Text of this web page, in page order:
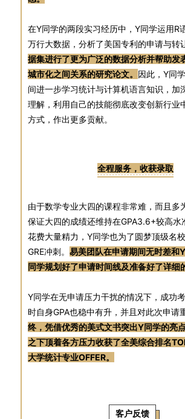
在Y同学的两段实习经历中，Y同学运用R
万行大数据，分析了美国专利的申请与转
据集进行了更为广泛的数据分析并帮助发
城市化之间关系的研究论文。 因此，Y同
间进一步学习统计与计算机语言知识，加
理解，利用自己的技能彻底改变创新行业
方式，作出更多贡献。
全程服务，收获录取
由于数学专业大四的课程非常难，而且多
保证大四的成绩还维持在GPA3.6+较高水
花费大量精力，Y同学也为了圆梦顶级名
GRE冲刺。 易美团队在申请期间无时差和
同学规划好了申请时间线及准备好了详细
Y同学在无申请压力干扰的情况下，成功
时自身GPA也稳中有升，并且对此次申请
终，凭借优秀的美式文书突出Y同学的亮
之下顶着各方压力收获了全美综合排名
大学统计专业OFFER。
客户反馈